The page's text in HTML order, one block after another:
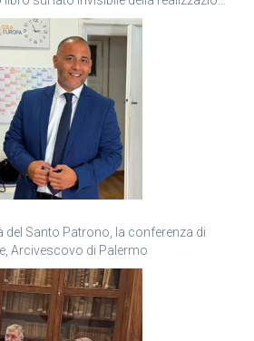
del Santo Patrono, la conferenza di
Arcivescovo di Palermo